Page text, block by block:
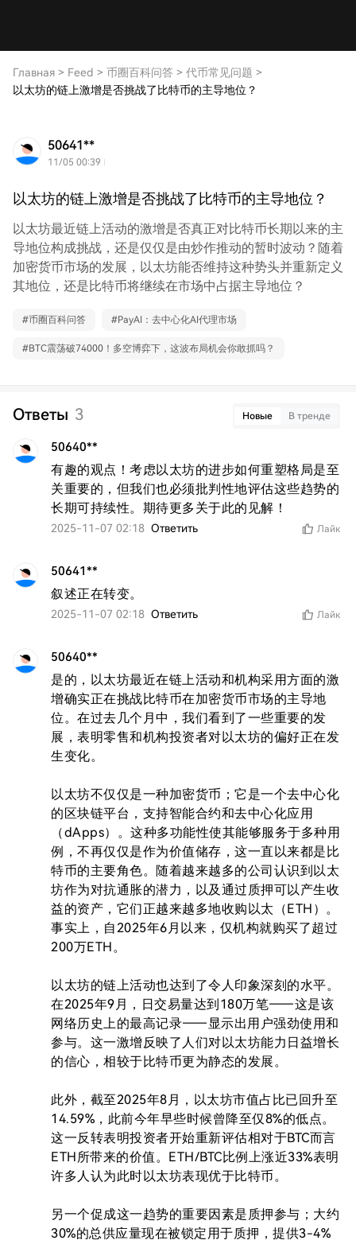
Главная > Feed > 币圈百科问答 > 代币常见问题 >
以太坊的链上激增是否挑战了比特币的主导地位？
50641**
11/05 00:39
以太坊的链上激增是否挑战了比特币的主导地位？
以太坊最近链上活动的激增是否真正对比特币长期以来的主
导地位构成挑战，还是仅仅是由炒作推动的暂时波动？随着
加密货币市场的发展，以太坊能否维持这种势头并重新定义
其地位，还是比特币将继续在市场中占据主导地位？
#币圈百科问答 #PayAI：去中心化AI代理市场
#BTC震荡破74000！多空博弈下，这波布局机会你敢抓吗？
Ответы 3 Новые В тренде
50640**
有趣的观点！考虑以太坊的进步如何重塑格局是至
关重要的，但我们也必须批判性地评估这些趋势的
长期可持续性。期待更多关于此的见解！
2025-11-07 02:18 Ответить Лайк
50641**
叙述正在转变。
2025-11-07 02:18 Ответить Лайк
50640**
是的，以太坊最近在链上活动和机构采用方面的激
增确实正在挑战比特币在加密货币市场的主导地
位。在过去几个月中，我们看到了一些重要的发
展，表明零售和机构投资者对以太坊的偏好正在发
生变化。
以太坊不仅仅是一种加密货币；它是一个去中心化
的区块链平台，支持智能合约和去中心化应用
（dApps）。这种多功能性使其能够服务于多种用
例，不再仅仅是作为价值储存，这一直以来都是比
特币的主要角色。随着越来越多的公司认识到以太
坊作为对抗通胀的潜力，以及通过质押可以产生收
益的资产，它们正越来越多地收购以太（ETH）。
事实上，自2025年6月以来，仅机构就购买了超过
200万ETH。
以太坊的链上活动也达到了令人印象深刻的水平。
在2025年9月，日交易量达到180万笔——这是该
网络历史上的最高记录——显示出用户强劲使用和
参与。这一激增反映了人们对以太坊能力日益增长
的信心，相较于比特币更为静态的发展。
此外，截至2025年8月，以太坊市值占比已回升至
14.59%，此前今年早些时候曾降至仅8%的低点。
这一反转表明投资者开始重新评估相对于BTC而言
ETH所带来的价值。ETH/BTC比例上涨近33%表明
许多人认为此时以太坊表现优于比特币。
另一个促成这一趋势的重要因素是质押参与；大约
30%的总供应量现在被锁定用于质押，提供3-4%